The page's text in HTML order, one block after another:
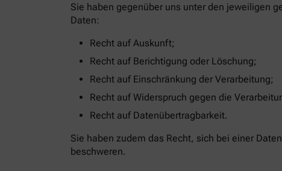
Sie haben gegenüber uns unter den jeweiligen
Daten:
Recht auf Auskunft;
Recht auf Berichtigung oder Löschung;
Recht auf Einschränkung der Verarbeitung;
Recht auf Widerspruch gegen die
Recht auf Datenübertragbarkeit.
Sie haben zudem das Recht, sich bei einer
beschweren.